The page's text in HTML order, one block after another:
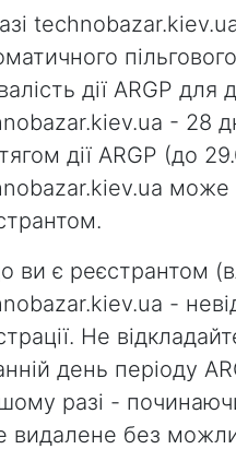
дії ARGP для
- 28
дії ARGP (до
може
ви є реєстрантом
-
Не
день періоду
разі -
видалене без